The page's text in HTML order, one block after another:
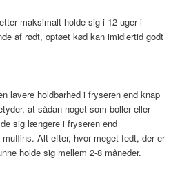
maksimalt holde sig i 12 uger i
af rødt, optøet kød kan imidlertid godt
lavere holdbarhed i fryseren end knap
at sådan noget som boller eller
sig længere i fryseren end
Alt efter, hvor meget fedt, der er
holde sig mellem 2-8 måneder.